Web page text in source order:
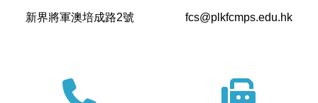
新界將軍澳培成路2號 fcs@plkfcmps.edu.hk